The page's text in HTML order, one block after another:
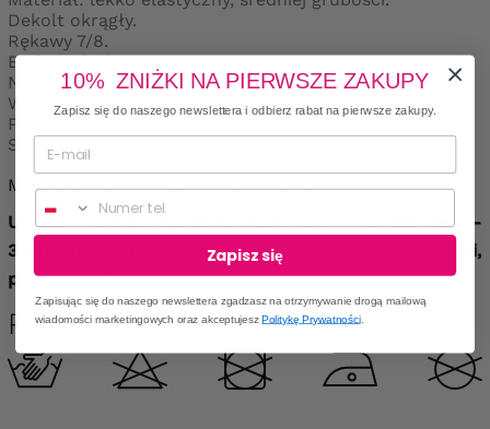
Dekolt okrągły.
Rękawy 7/8.
Brak zapięcia.
Nie posiada kieszeni i podszewki.
Wszyte poduszki na ramionach.
Produkt polski.
Skład: poliester 95%, elastan 5%.
Modelka nosi rozmiar 48/50 i ma 168 cm wzrostu.
Uwaga: materiał jest lekko elastyczny - rozciąga się +/-
3 cm, dlatego bardzo prosimy o zwrócenie na to uwagi,
podczas dobierania rozmiaru produktu.
Pielęgnacja
10% ZNIŻKI NA PIERWSZE ZAKUPY
Zapisz się do naszego newslettera i odbierz rabat na pierwsze zakupy.
Zapisz się
Zapisując się do naszego newslettera zgadzasz na otrzymywanie drogą mailową
wiadomości marketingowych oraz akceptujeszPolitykę Prywatności.